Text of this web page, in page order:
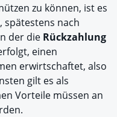
zu können, ist es
spätestens nach
der die Rückzahlung
einen
erwirtschaftet, also
gilt es als
Vorteile müssen an